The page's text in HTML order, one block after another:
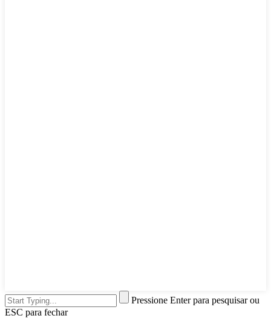
Pressione Enter para pesquisar ou
ESC para fechar